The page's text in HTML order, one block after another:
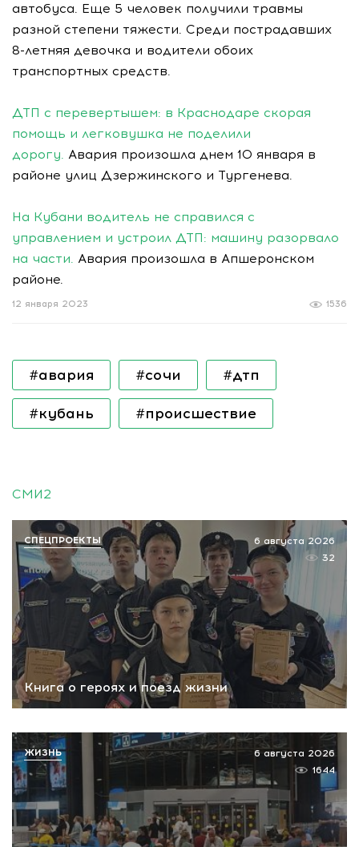
автобуса. Еще 5 человек получили травмы
разной степени тяжести. Среди пострадавших
8-летняя девочка и водители обоих
транспортных средств.
ДТП с перевертышем: в Краснодаре скорая
помощь и легковушка не поделили
дорогу. Авария произошла днем 10 января в
районе улиц Дзержинского и Тургенева.
На Кубани водитель не справился с
управлением и устроил ДТП: машину разорвало
на части. Авария произошла в Апшеронском
районе.
1536
12 января 2023
#авария #сочи #дтп
#кубань #происшествие
СМИ2
Книга о героях и поезд жизни
6 августа 2026
32
СПЕЦПРОЕКТЫ
6 августа 2026
1644
ЖИЗНЬ